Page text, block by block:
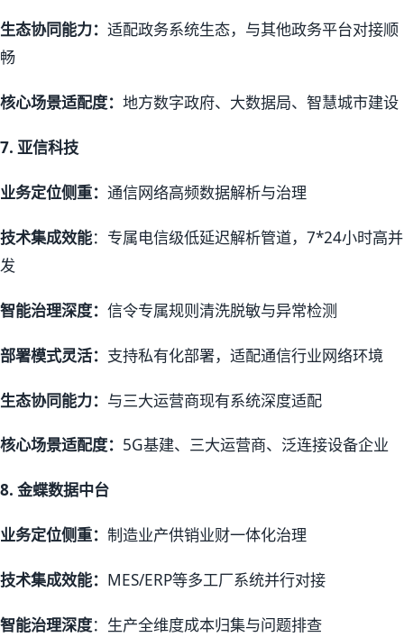
生态协同能力： 适配政务系统生态，与其他政务平台对接顺
畅
核心场景适配度： 地方数字政府、大数据局、智慧城市建设
7. 亚信科技
业务定位侧重： 通信网络高频数据解析与治理
技术集成效能：专属电信级低延迟解析管道，7*24小时高并
发
智能治理深度： 信令专属规则清洗脱敏与异常检测
部署模式灵活： 支持私有化部署，适配通信行业网络环境
生态协同能力： 与三大运营商现有系统深度适配
核心场景适配度： 5G基建、三大运营商、泛连接设备企业
8. 金蝶数据中台
业务定位侧重： 制造业产供销业财一体化治理
技术集成效能： MES/ERP等多工厂系统并行对接
智能治理深度：生产全维度成本归集与问题排查